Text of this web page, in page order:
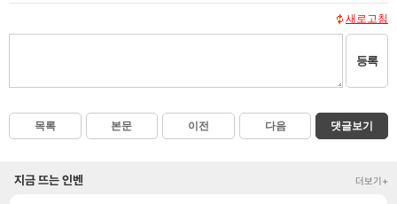
새로고침
등록
목록 본문 이전 다음 댓글보기
지금 뜨는 인벤 더보기+